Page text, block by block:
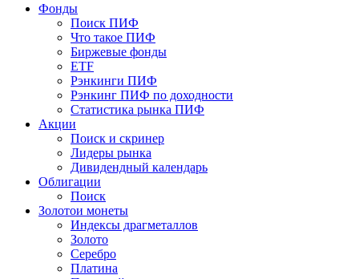
Фонды
Поиск ПИФ
Что такое ПИФ
Биржевые фонды
ETF
Рэнкинги ПИФ
Рэнкинг ПИФ по доходности
Статистика рынка ПИФ
Акции
Поиск и скринер
Лидеры рынка
Дивидендный календарь
Облигации
Поиск
Золотои монеты
Индексы драгметаллов
Золото
Серебро
Платина